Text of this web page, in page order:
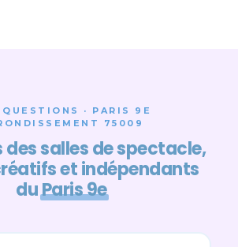
· PARIS 9E
75009
des salles de spectacle,
et indépendants
duParis 9e